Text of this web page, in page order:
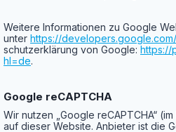
Wei­te­re Infor­ma­tio­nen zu Goog­le
unter https://
schutz­er­klä­rung von Goog­le: https://
hl=de.
Goog­le reCAPTCHA
Wir nut­zen „Goog­le reCAPTCHA“
auf die­ser Web­site. Anbie­ter ist die